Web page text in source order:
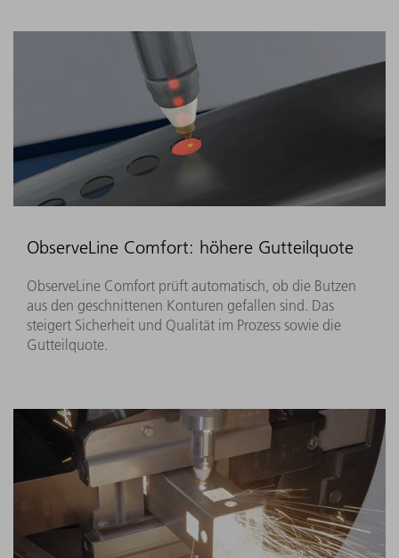
ObserveLine Comfort: höhere Gutteilquote
ObserveLine Comfort prüft automatisch, ob die Butzen
aus den geschnittenen Konturen gefallen sind. Das
steigert Sicherheit und Qualität im Prozess sowie die
Gutteilquote.